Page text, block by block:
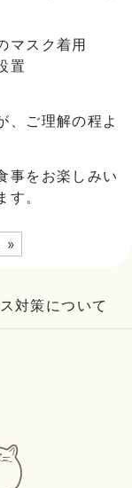
マスク着用
置
、ご理解の程よ
事をお楽しみい
。
»
対策について